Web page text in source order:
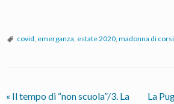
covid, emerganza, estate 2020, madonna di
« Il tempo di “non scuola”/3. La
La